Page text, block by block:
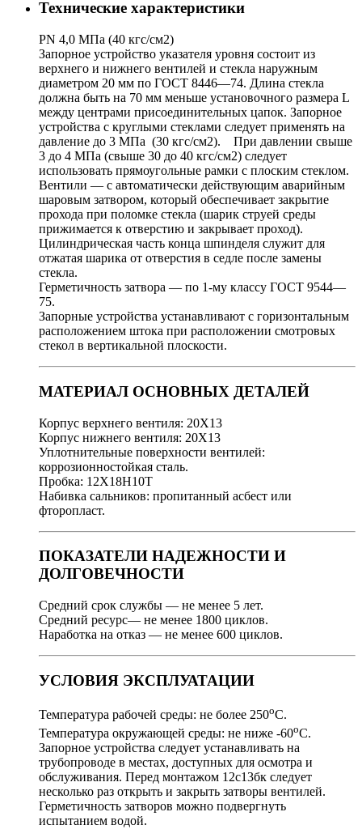
Технические характеристики
PN 4,0 МПа (40 кгс/см2)
Запорное устройство указателя уровня состоит из
верхнего и нижнего вентилей и стекла наружным
диаметром 20 мм по ГОСТ 8446—74. Длина стекла
должна быть на 70 мм меньше установочного размера L
между центрами присоединительных цапок. Запорное
устройства с круглыми стеклами следует применять на
давление до 3 МПа (30 кгс/см2). При давлении свыше
3 до 4 МПа (свыше 30 до 40 кгс/см2) следует
использовать прямоугольные рамки с плоским стеклом.
Вентили — с автоматически действующим аварийным
шаровым затвором, который обеспечивает закрытие
прохода при поломке стекла (шарик струей среды
прижимается к отверстию и закрывает проход).
Цилиндрическая часть конца шпинделя служит для
отжатая шарика от отверстия в седле после замены
стекла.
Герметичность затвора — по 1-му классу ГОСТ 9544—
75.
Запорные устройства устанавливают с горизонтальным
расположением штока при расположении смотровых
стекол в вертикальной плоскости.
МАТЕРИАЛ ОСНОВНЫХ ДЕТАЛЕЙ
Корпус верхнего вентиля: 20Х13
Корпус нижнего вентиля: 20Х13
Уплотнительные поверхности вентилей:
коррозионностойкая сталь.
Пробка: 12Х18Н10Т
Набивка сальников: пропитанный асбест или
фторопласт.
ПОКАЗАТЕЛИ НАДЕЖНОСТИ И
ДОЛГОВЕЧНОСТИ
Средний срок службы — не менее 5 лет.
Средний ресурс— не менее 1800 циклов.
Наработка на отказ — не менее 600 циклов.
УСЛОВИЯ ЭКСПЛУАТАЦИИ
Температура рабочей среды: не более 250оС.
Температура окружающей среды: не ниже -60оС.
Запорное устройства следует устанавливать на
трубопроводе в местах, доступных для осмотра и
обслуживания. Перед монтажом 12с13бк следует
несколько раз открыть и закрыть затворы вентилей.
Герметичность затворов можно подвергнуть
испытанием водой.